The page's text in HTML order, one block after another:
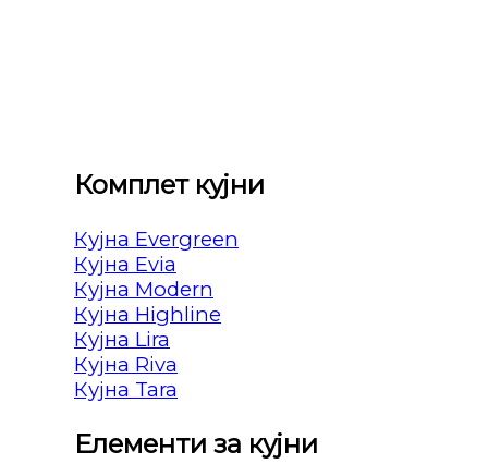
Комплет кујни
Кујна Evergreen
Кујна Evia
Кујна Modern
Кујна Highline
Кујна Lira
Кујна Riva
Кујна Tara
Елементи за кујни